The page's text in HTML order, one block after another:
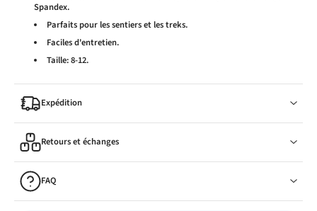
Spandex.
Parfaits pour les sentiers et les treks.
Faciles d'entretien.
Taille: 8-12.
Expédition
Retours et échanges
FAQ